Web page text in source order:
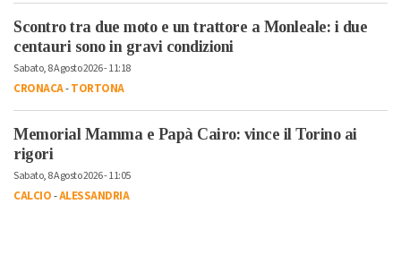
Scontro tra due moto e un trattore a Monleale: i due
centauri sono in gravi condizioni
Sabato, 8 Agosto 2026 - 11:18
CRONACA-TORTONA
Memorial Mamma e Papà Cairo: vince il Torino ai
rigori
Sabato, 8 Agosto 2026 - 11:05
CALCIO-ALESSANDRIA